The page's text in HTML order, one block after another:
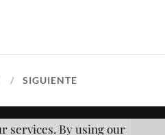
SIGUIENTE
services. By using our